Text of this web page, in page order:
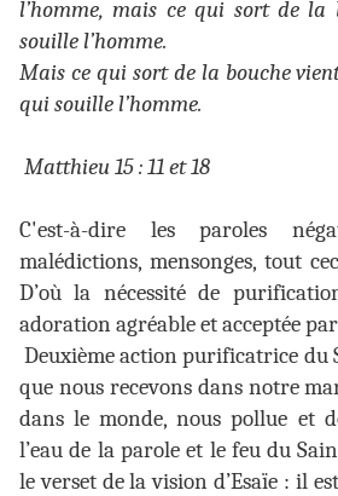
l’homme, mais ce qui sort de la
souille l’homme.
Mais ce qui sort de la bouche
qui souille l’homme.
Matthieu 15 : 11 et 18
C'est-à-dire les paroles
malédictions, mensonges, tout
D’où la nécessité de
adoration agréable et acceptée
Deuxième action purificatrice du
que nous recevons dans notre
dans le monde, nous pollue et
l’eau de la parole et le feu du
le verset de la vision d’Esaïe : il